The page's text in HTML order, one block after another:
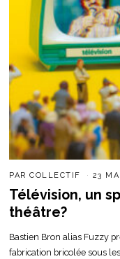
PARCOLLECTIF 23
Télévision, un
théâtre?
Bastien Bron alias Fuzzy
fabrication bricolée sous